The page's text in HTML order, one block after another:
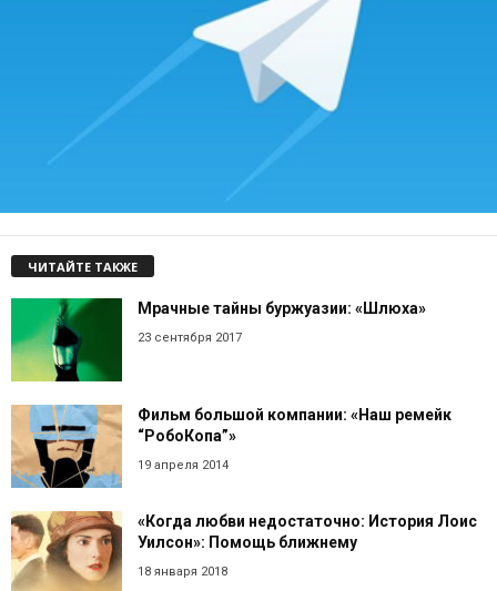
ЧИТАЙТЕ ТАКЖЕ
Мрачные тайны буржуазии: «Шлюха»
23 сентября 2017
Фильм большой компании: «Наш ремейк
“РобоКопа”»
19 апреля 2014
«Когда любви недостаточно: История Лоис
Уилсон»: Помощь ближнему
18 января 2018